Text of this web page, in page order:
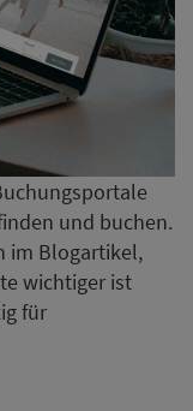
und buchen.
im Blogartikel,
wichtiger ist
für